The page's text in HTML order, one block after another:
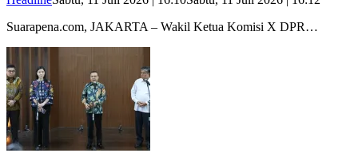
Suarapena.com, JAKARTA – Wakil Ketua Komisi X DPR…